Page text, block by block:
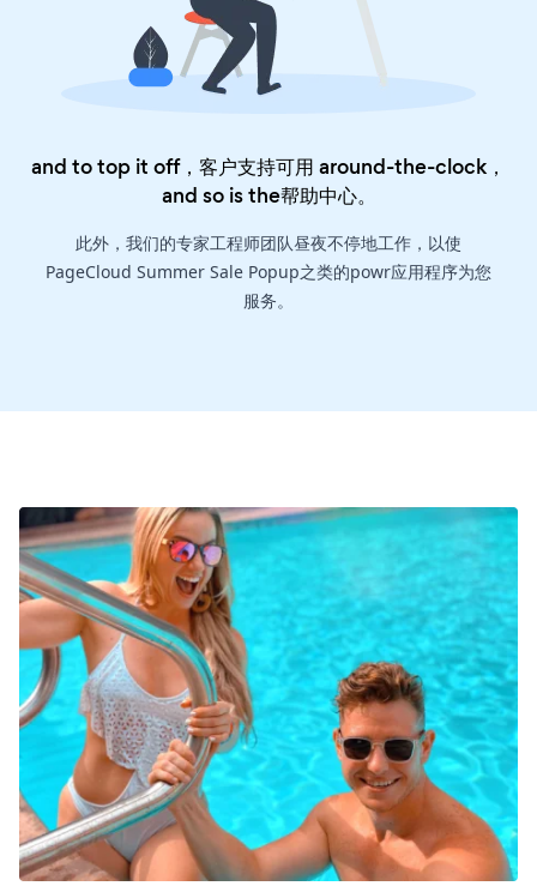
and to top it off，客户支持可用 around-the-clock，
and so is the帮助中心。
此外，我们的专家工程师团队昼夜不停地工作，以使
PageCloud Summer Sale Popup之类的powr应用程序为您
服务。